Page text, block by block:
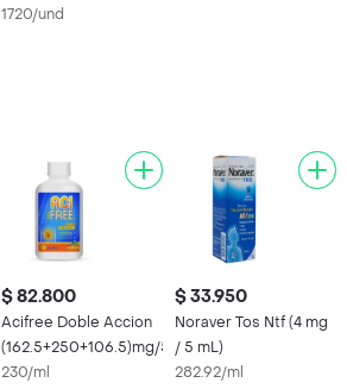
1720/und
$ 82.800
Acifree Doble Accion
(162.5+250+106.5)mg/5ml
230/ml
$ 33.950
Noraver Tos Ntf (4 mg
/ 5 mL)
282.92/ml